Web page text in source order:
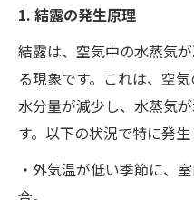
1. 結露の発生原理
結露は、空気中の水蒸気
る現象です。これは、空
水分量が減少し、水蒸気
す。以下の状況で特に発
・外気温が低い季節に、